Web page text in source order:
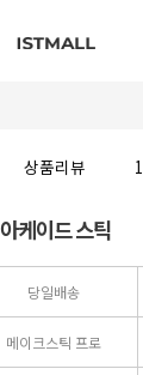
상품리뷰
아케이드 스틱
당일배송
메이크스틱 프로